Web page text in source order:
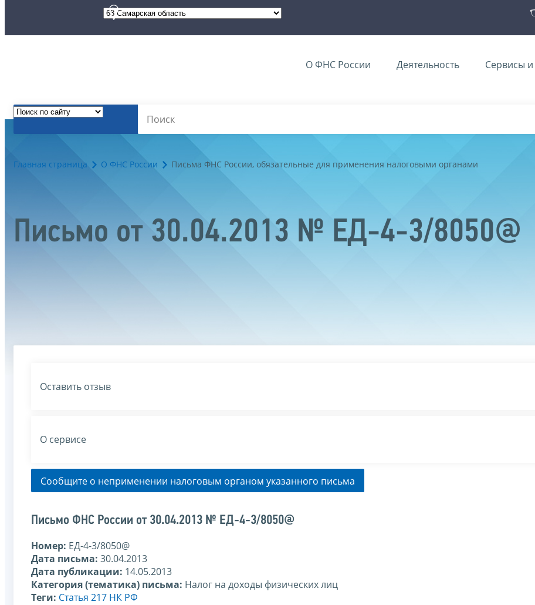
О ФНС России Деятельность Сервисы и
Главная страница О ФНС России Письма ФНС России, обязательные для применения налоговыми органами
Письмо от 30.04.2013 № ЕД-4-3/8050@
Оставить отзыв
О сервисе
Сообщите о неприменении налоговым органом указанного письма
Письмо ФНС России от 30.04.2013 № ЕД-4-3/8050@
Номер: ЕД-4-3/8050@
Дата письма: 30.04.2013
Дата публикации: 14.05.2013
Категория (тематика) письма: Налог на доходы физических лиц
Теги: Статья 217 НК РФ